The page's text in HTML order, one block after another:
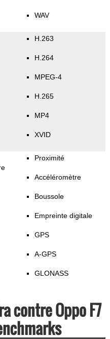
WAV
H.263
H.264
MPEG-4
H.265
MP4
XVID
Proximité
Accéléromètre
Boussole
Empreinte digitale
GPS
A-GPS
GLONASS
contre Oppo F7